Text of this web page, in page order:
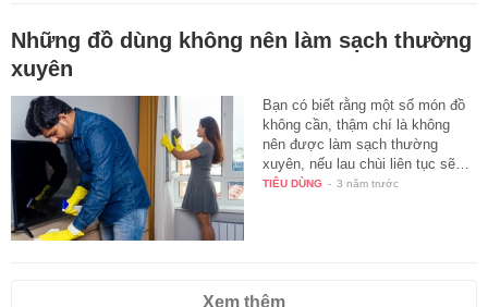
Những đồ dùng không nên làm sạch thường
xuyên
Bạn có biết rằng một số món đồ
không cần, thậm chí là không
nên được làm sạch thường
xuyên, nếu lau chùi liên tục sẽ…
TIÊU DÙNG - 3 năm trước
Xem thêm